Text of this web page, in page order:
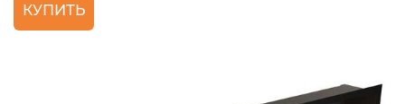
КУПИТЬ